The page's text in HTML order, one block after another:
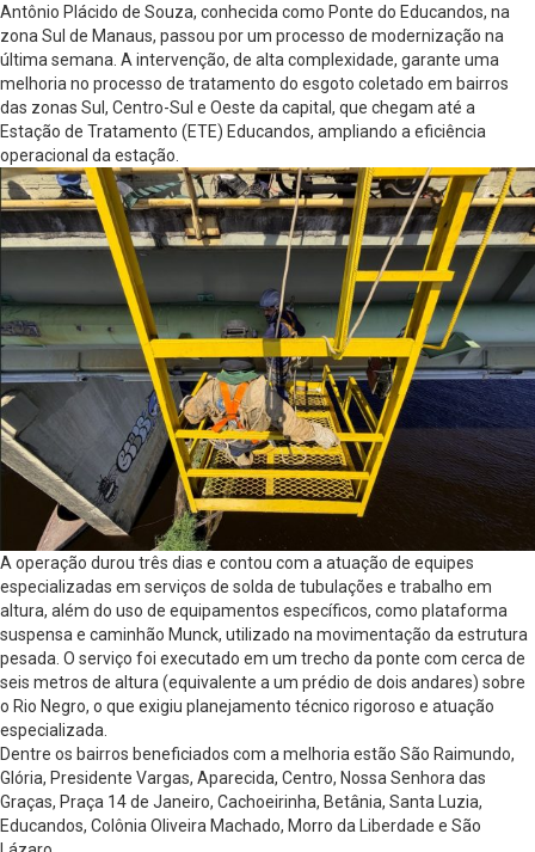
Antônio Plácido de Souza, conhecida como Ponte do Educandos, na
zona Sul de Manaus, passou por um processo de modernização na
última semana. A intervenção, de alta complexidade, garante uma
melhoria no processo de tratamento do esgoto coletado em bairros
das zonas Sul, Centro-Sul e Oeste da capital, que chegam até a
Estação de Tratamento (ETE) Educandos, ampliando a eficiência
operacional da estação.
A operação durou três dias e contou com a atuação de equipes
especializadas em serviços de solda de tubulações e trabalho em
altura, além do uso de equipamentos específicos, como plataforma
suspensa e caminhão Munck, utilizado na movimentação da estrutura
pesada. O serviço foi executado em um trecho da ponte com cerca de
seis metros de altura (equivalente a um prédio de dois andares) sobre
o Rio Negro, o que exigiu planejamento técnico rigoroso e atuação
especializada.
Dentre os bairros beneficiados com a melhoria estão São Raimundo,
Glória, Presidente Vargas, Aparecida, Centro, Nossa Senhora das
Graças, Praça 14 de Janeiro, Cachoeirinha, Betânia, Santa Luzia,
Educandos, Colônia Oliveira Machado, Morro da Liberdade e São